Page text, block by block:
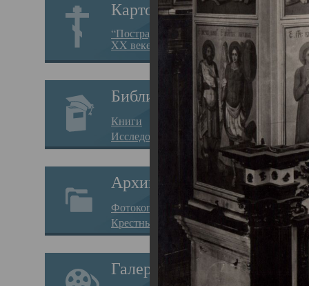
Картотека
“Пострадавшие за веру в
XX веке на Севере”
Библиотека
Книги
Исследования
Архив
Фотокопии дел
Крестные ходы
Галерея